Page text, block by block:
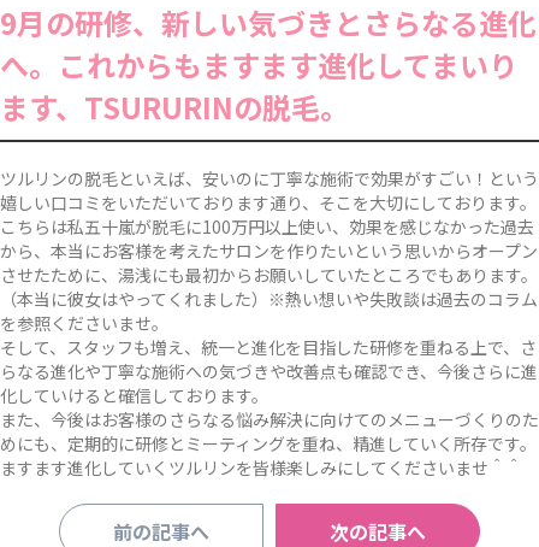
9月の研修、新しい気づきとさらなる進化
へ。これからもますます進化してまいり
ます、TSURURINの脱毛。
ツルリンの脱毛といえば、安いのに丁寧な施術で効果がすごい！という
嬉しい口コミをいただいております通り、そこを大切にしております。
こちらは私五十嵐が脱毛に100万円以上使い、効果を感じなかった過去
から、本当にお客様を考えたサロンを作りたいという思いからオープン
させたために、湯浅にも最初からお願いしていたところでもあります。
（本当に彼女はやってくれました）※熱い想いや失敗談は過去のコラム
を参照くださいませ。
そして、スタッフも増え、統一と進化を目指した研修を重ねる上で、さ
らなる進化や丁寧な施術への気づきや改善点も確認でき、今後さらに進
化していけると確信しております。
また、今後はお客様のさらなる悩み解決に向けてのメニューづくりのた
めにも、定期的に研修とミーティングを重ね、精進していく所存です。
ますます進化していくツルリンを皆様楽しみにしてくださいませ＾＾
前の記事へ 次の記事へ